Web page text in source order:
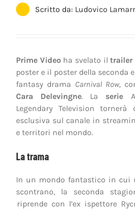
Scritto da: Ludovico
Prime Videoha svelato iltrailer
poster e il poster della seconda
fantasy drama Carnival Row,
Cara Delevingne. La serie
Legendary Television tornerà
esclusiva sul canale in
e territori nel mondo.
La trama
In un mondo fantastico in cui
scontrano, la seconda
riprende con l’ex ispettore